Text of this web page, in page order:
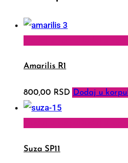
Amarilis R1
800,00 RSD Dodaj u korpu
Suza SP11